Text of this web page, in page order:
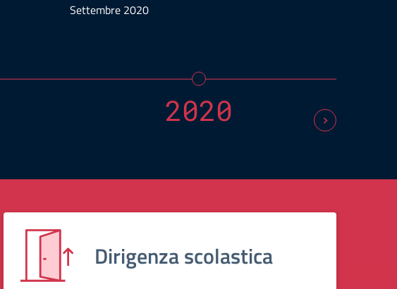
Settembre 2020
2020
Dirigenza scolastica